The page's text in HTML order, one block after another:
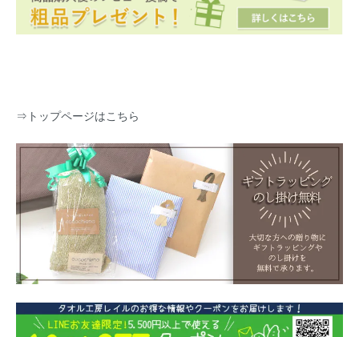
⇒ トップページはこちら